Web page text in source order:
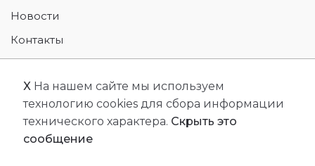
Новости
Контакты
Возврат товара
XНа нашем сайте мы используем
технологию cookies для сбора информации
технического характера. Скрыть это
сообщение